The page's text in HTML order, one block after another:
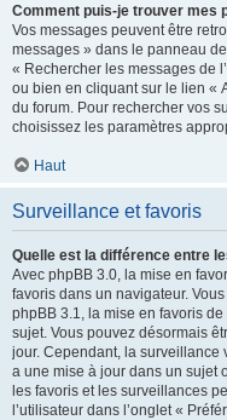
Comment puis-je trouver mes
Vos messages peuvent être
messages » dans le panneau
« Rechercher les messages de
ou bien en cliquant sur le lien «
du forum. Pour rechercher vos
choisissez les paramètres
Haut
Surveillance et favoris
Quelle est la différence entre
Avec phpBB 3.0, la mise en
favoris dans un navigateur.
phpBB 3.1, la mise en favoris
sujet. Vous pouvez désormais
jour. Cependant, la surveillance
a une mise à jour dans un sujet
les favoris et les surveillances
l’utilisateur dans l’onglet «